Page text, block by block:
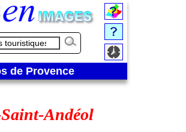
de Provence
Andéol